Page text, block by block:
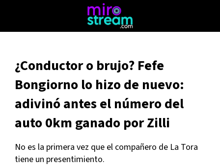
¿Conductor o brujo? Fefe
Bongiorno lo hizo de nuevo:
adivinó antes el número del
auto 0km ganado por Zilli
No es la primera vez que el compañero de La Tora
tiene un presentimiento.